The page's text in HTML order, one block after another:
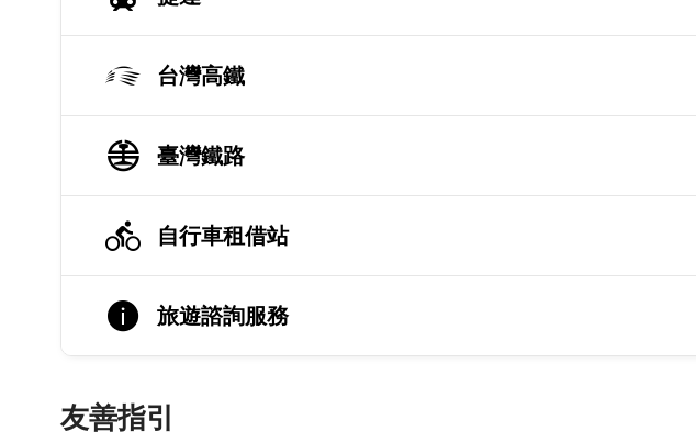
台灣高鐵
臺灣鐵路
自行車租借站
旅遊諮詢服務
友善指引